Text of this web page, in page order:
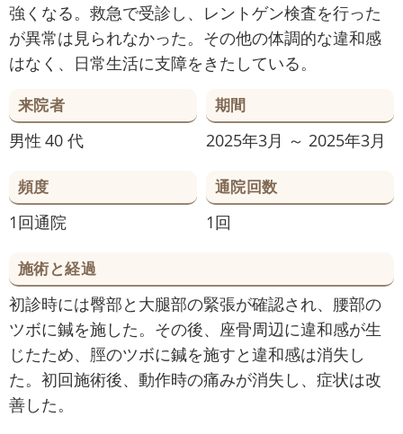
強くなる。救急で受診し、レントゲン検査を行った
が異常は見られなかった。その他の体調的な違和感
はなく、日常生活に支障をきたしている。
来院者
男性 40 代
期間
2025年3月 ～ 2025年3月
頻度
1回通院
通院回数
1回
施術と経過
初診時には臀部と大腿部の緊張が確認され、腰部の
ツボに鍼を施した。その後、座骨周辺に違和感が生
じたため、脛のツボに鍼を施すと違和感は消失し
た。初回施術後、動作時の痛みが消失し、症状は改
善した。